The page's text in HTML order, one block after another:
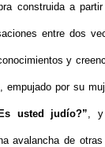
construida a
entre dos
y
por su
usted judío?”, y
avalancha de